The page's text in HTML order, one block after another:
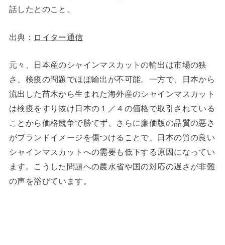
話したとのこと。
出典： ロイター通信
元々、日本産のシャインマスカットの輸出は市場の狭
さ、検疫の問題でほぼ輸出が不可能。一方で、日本から
流出した苗木から生まれた海外産のシャインマスカット
は検疫をすり抜け日本の１／４の価格で取引されている
ことから価格競争で勝てず、さらに廉価版の品質の悪さ
がブランドイメージを傷つけることで、日本の質の良い
シャインマスカットへの需要も低下する原因になってい
ます。こうした問題への農水省や国の対応の遅さが非難
の声を浴びています。